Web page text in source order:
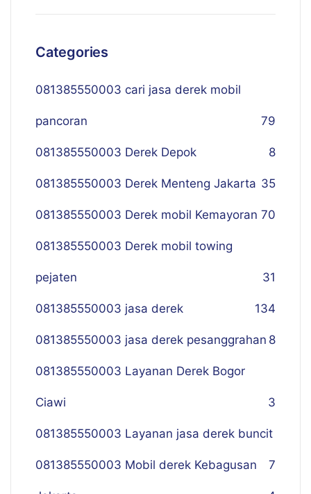
Categories
081385550003 cari jasa derek mobil
pancoran 79
081385550003 Derek Depok 8
081385550003 Derek Menteng Jakarta 35
081385550003 Derek mobil Kemayoran 70
081385550003 Derek mobil towing
pejaten 31
081385550003 jasa derek 134
081385550003 jasa derek pesanggrahan 8
081385550003 Layanan Derek Bogor
Ciawi 3
081385550003 Layanan jasa derek buncit
7
081385550003 Mobil derek Kebagusan